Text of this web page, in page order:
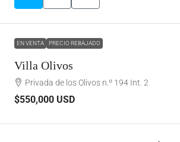
EN VENTA PRECIO REBAJADO
Villa Olivos
Privada de los Olivos n.º 194 Int. 2
$550,000 USD